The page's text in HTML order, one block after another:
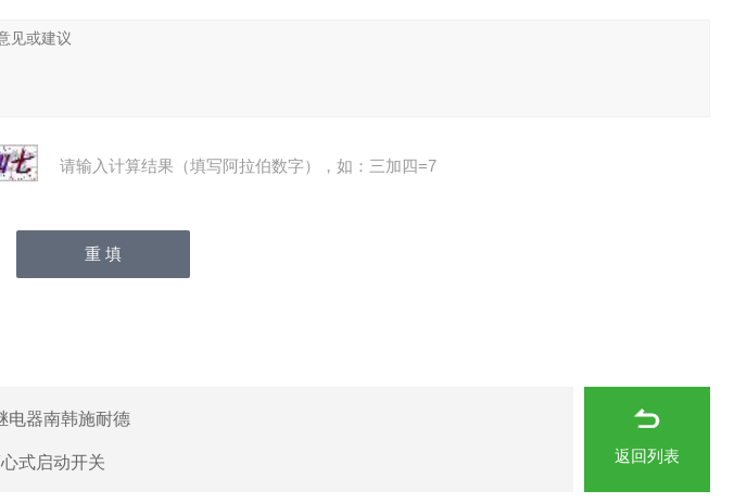
请输入计算结果（填写阿拉伯数字），如：三加四=7
电器南韩施耐德
式启动开关 返回列表